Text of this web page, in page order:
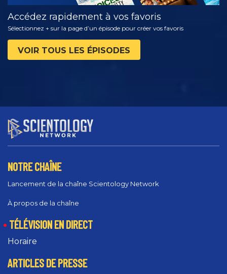
Accédez rapidement à vos favoris
Sélectionnez + sur la page d’un épisode pour créer vos favoris
VOIR TOUS LES ÉPISODES
NOTRE CHAÎNE
Lancement de la chaîne Scientology Network
À propos de la chaîne
TÉLÉVISION EN DIRECT
Horaire
ARTICLES DE PRESSE